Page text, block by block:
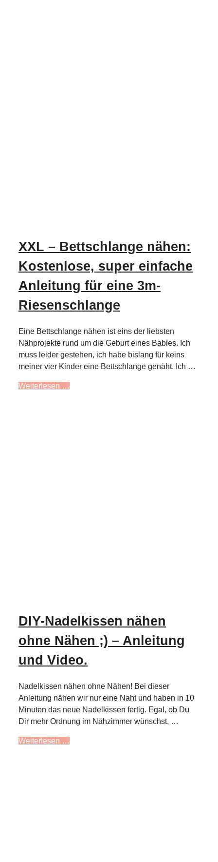
XXL – Bettschlange nähen:
Kostenlose, super einfache
Anleitung für eine 3m-
Riesenschlange
Eine Bettschlange nähen ist eins der liebsten
Nähprojekte rund um die Geburt eines Babies. Ich
muss leider gestehen, ich habe bislang für keins
meiner vier Kinder eine Bettschlange genäht. Ich …
Weiterlesen …
DIY-Nadelkissen nähen
ohne Nähen ;) – Anleitung
und Video.
Nadelkissen nähen ohne Nähen! Bei dieser
Anleitung nähen wir nur eine Naht und haben in 10
Minuten das neue Nadelkissen fertig. Egal, ob Du
Dir mehr Ordnung im Nähzimmer wünschst, …
Weiterlesen …